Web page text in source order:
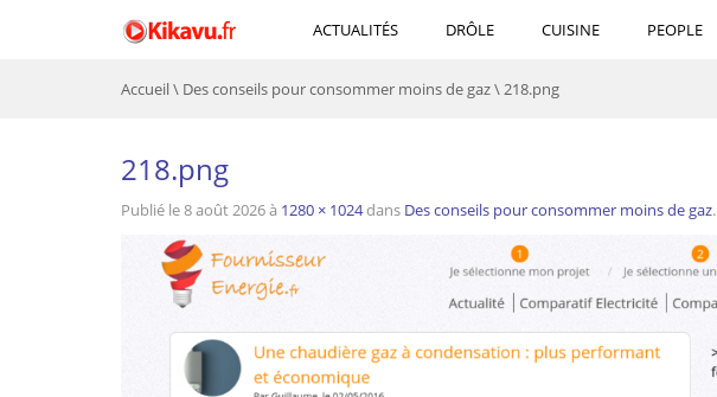
ACTUALITÉS DRÔLE CUISINE PEOPLE
Accueil\ Des conseils pour consommer moins de gaz\218.png
218.png
Publié le8 août 2026à 1280 × 1024dans Des conseils pour consommer moins de gaz.